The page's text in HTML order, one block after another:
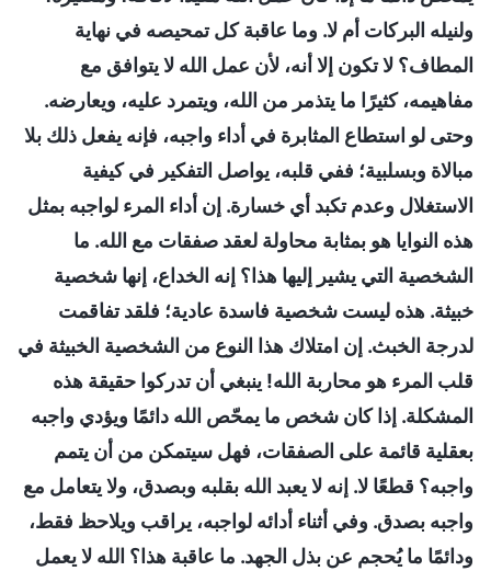
ولنيله البركات أم لا. وما عاقبة كل تمحيصه في نهاية
المطاف؟ لا تكون إلا أنه، لأن عمل الله لا يتوافق مع
مفاهيمه، كثيرًا ما يتذمر من الله، ويتمرد عليه، ويعارضه.
وحتى لو استطاع المثابرة في أداء واجبه، فإنه يفعل ذلك بلا
مبالاة وبسلبية؛ ففي قلبه، يواصل التفكير في كيفية
الاستغلال وعدم تكبد أي خسارة. إن أداء المرء لواجبه بمثل
هذه النوايا هو بمثابة محاولة لعقد صفقات مع الله. ما
الشخصية التي يشير إليها هذا؟ إنه الخداع، إنها شخصية
خبيثة. هذه ليست شخصية فاسدة عادية؛ فلقد تفاقمت
لدرجة الخبث. إن امتلاك هذا النوع من الشخصية الخبيثة في
قلب المرء هو محاربة الله! ينبغي أن تدركوا حقيقة هذه
المشكلة. إذا كان شخص ما يمحّص الله دائمًا ويؤدي واجبه
بعقلية قائمة على الصفقات، فهل سيتمكن من أن يتمم
واجبه؟ قطعًا لا. إنه لا يعبد الله بقلبه وبصدق، ولا يتعامل مع
واجبه بصدق. وفي أثناء أدائه لواجبه، يراقب ويلاحظ فقط،
ودائمًا ما يُحجم عن بذل الجهد. ما عاقبة هذا؟ الله لا يعمل